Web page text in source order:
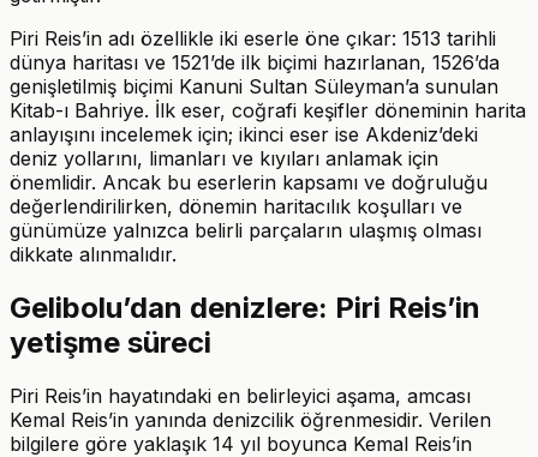
Piri Reis’in adı özellikle iki eserle öne çıkar: 1513 tarihli
dünya haritası ve 1521’de ilk biçimi hazırlanan, 1526’da
genişletilmiş biçimi Kanuni Sultan Süleyman’a sunulan
Kitab-ı Bahriye. İlk eser, coğrafi keşifler döneminin harita
anlayışını incelemek için; ikinci eser ise Akdeniz’deki
deniz yollarını, limanları ve kıyıları anlamak için
önemlidir. Ancak bu eserlerin kapsamı ve doğruluğu
değerlendirilirken, dönemin haritacılık koşulları ve
günümüze yalnızca belirli parçaların ulaşmış olması
dikkate alınmalıdır.
Gelibolu’dan denizlere: Piri Reis’in
yetişme süreci
Piri Reis’in hayatındaki en belirleyici aşama, amcası
Kemal Reis’in yanında denizcilik öğrenmesidir. Verilen
bilgilere göre yaklaşık 14 yıl boyunca Kemal Reis’in